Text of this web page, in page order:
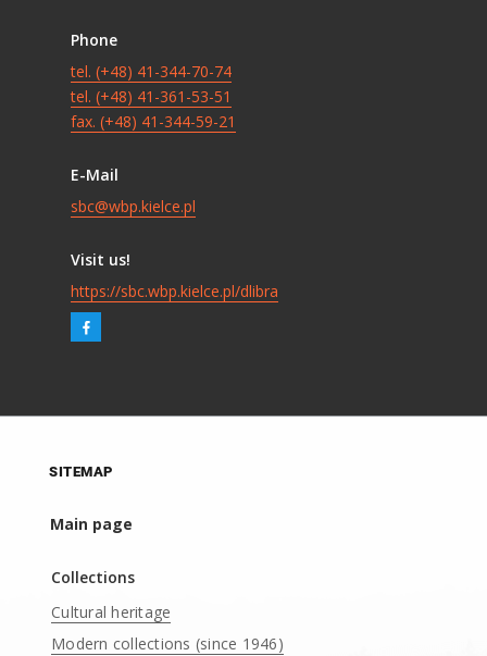
Phone
tel. (+48) 41-344-70-74
tel. (+48) 41-361-53-51
fax. (+48) 41-344-59-21
E-Mail
sbc@wbp.kielce.pl
Visit us!
https://sbc.wbp.kielce.pl/dlibra
SITEMAP
Main page
Collections
Cultural heritage
Modern collections (since 1946)